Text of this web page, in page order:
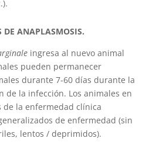
DE ANAPLASMOSIS.
ingresa al nuevo animal
pueden permanecer
durante 7-60 días durante la
de la infección. Los animales en
de la enfermedad clínica
de enfermedad (sin
lentos / deprimidos).